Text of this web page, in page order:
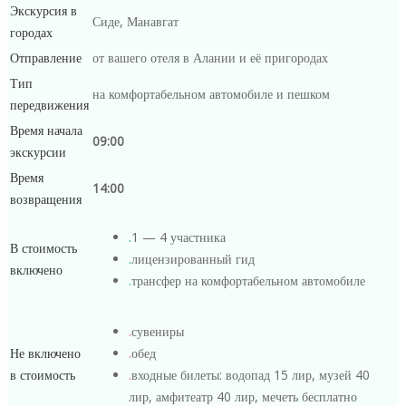
Экскурсия в
городах
Сиде, Манавгат
Отправление
от вашего отеля в Алании и её пригородах
Тип
передвижения
на комфортабельном автомобиле и пешком
Время начала
экскурсии
09:00
Время
возвращения
14:00
В стоимость
включено
.1 — 4 участника
.лицензированный гид
.трансфер на комфортабельном автомобиле
Не включено
в стоимость
.сувениры
.обед
.входные билеты: водопад 15 лир, музей 40
лир, амфитеатр 40 лир, мечеть бесплатно